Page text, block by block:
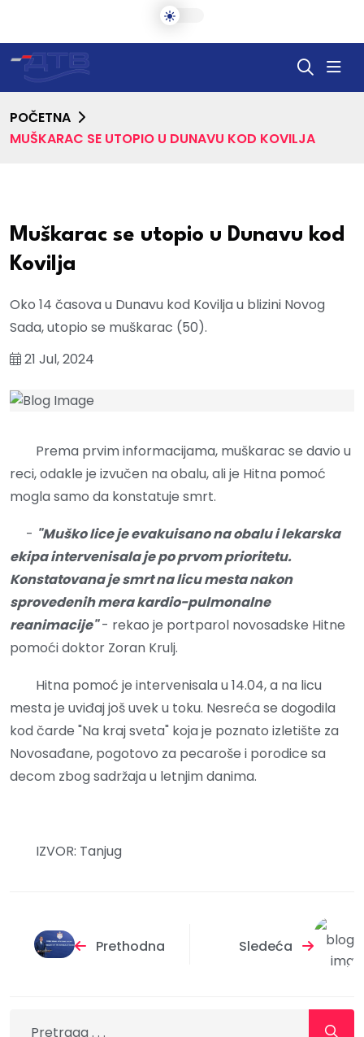
POČETNA
MUŠKARAC SE UTOPIO U DUNAVU KOD KOVILJA
Muškarac se utopio u Dunavu kod
Kovilja
Oko 14 časova u Dunavu kod Kovilja u blizini Novog
Sada, utopio se muškarac (50).
21 Jul, 2024
Prema prvim informacijama, muškarac se davio u
reci, odakle je izvučen na obalu, ali je Hitna pomoć
mogla samo da konstatuje smrt.
- "Muško lice je evakuisano na obalu i lekarska
ekipa intervenisala je po prvom prioritetu.
Konstatovana je smrt na licu mesta nakon
sprovedenih mera kardio-pulmonalne
reanimacije"- rekao je portparol novosadske Hitne
pomoći doktor Zoran Krulj.
Hitna pomoć je intervenisala u 14.04, a na licu
mesta je uviđaj još uvek u toku. Nesreća se dogodila
kod čarde "Na kraj sveta" koja je poznato izletište za
Novosađane, pogotovo za pecaroše i porodice sa
decom zbog sadržaja u letnjim danima.
IZVOR: Tanjug
Prethodna Sledeća